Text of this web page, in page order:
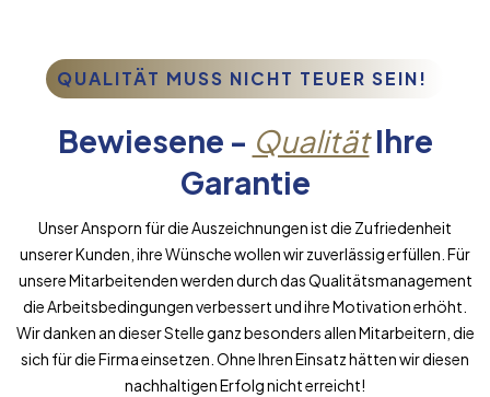
QUALITÄT MUSS NICHT TEUER SEIN!
Bewiesene - QualitätIhre
Garantie
Unser Ansporn für die Auszeichnungen ist die Zufriedenheit
unserer Kunden, ihre Wünsche wollen wir zuverlässig erfüllen. Für
unsere Mitarbeitenden werden durch das Qualitätsmanagement
die Arbeitsbedingungen verbessert und ihre Motivation erhöht.
Wir danken an dieser Stelle ganz besonders allen Mitarbeitern, die
sich für die Firma einsetzen. Ohne Ihren Einsatz hätten wir diesen
nachhaltigen Erfolg nicht erreicht!